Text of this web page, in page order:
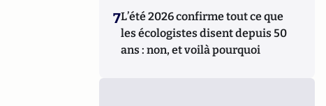
7L’été 2026 confirme tout ce que
les écologistes disent depuis 50
ans : non, et voilà pourquoi